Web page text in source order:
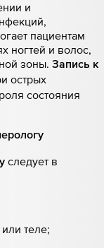
и
пациентам
ногтей и волос,
зоны. Запись к
острых
состояния
следует в
теле;